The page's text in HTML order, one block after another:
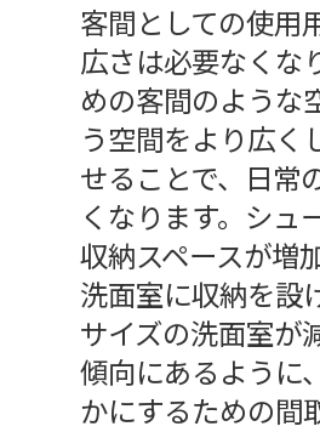
客間としての使用
広さは必要なくな
めの客間のような
う空間をより広く
せることで、日常
くなります。シュ
収納スペースが増
洗面室に収納を設
サイズの洗面室が
傾向にあるように
かにするための間